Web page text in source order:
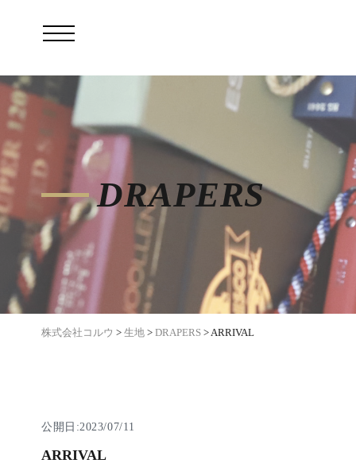
DRAPERS
株式会社コルウ > 生地 > DRAPERS >ARRIVAL
公開日:2023/07/11
ARRIVAL